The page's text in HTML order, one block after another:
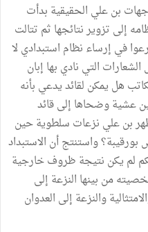
بن علي الحقيقية بدأت
1989 إذ عمد نظامه إلى تزوير نتائجها ثم تتالت
في إرساء نظام استبدادي لا
التي نادي بها إبان
تساءل الكاتب هل يمكن لقائد يدعي بأنه
عشية وضحاها إلى قائد
بن علي نزعات سلطوية حين
واستنتج أن الاستبداد
لم يكن نتيجة ظروف خارجية
من بينها النزعة إلى
والنزعة إلى العدوان